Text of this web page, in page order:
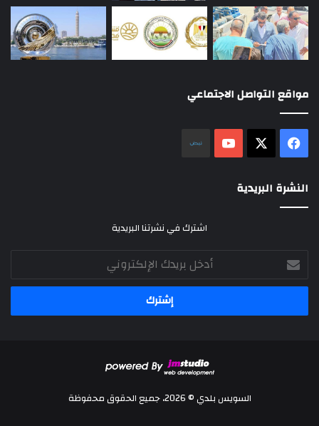
مواقع التواصل الاجتماعي
فيسبوك ‫YouTube
النشرة البريدية
اشترك في نشرتنا البريدية
أدخل
بريدك
الإلكتروني
السويس بلدي © 2026، جميع الحقوق محفوظة